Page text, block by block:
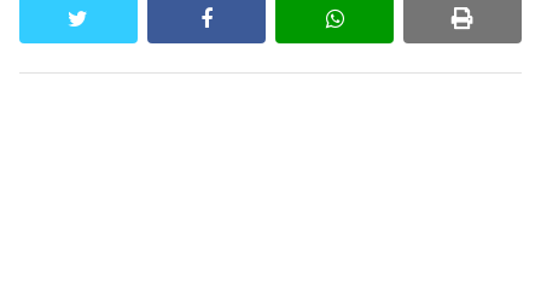
facebook whatsapp print